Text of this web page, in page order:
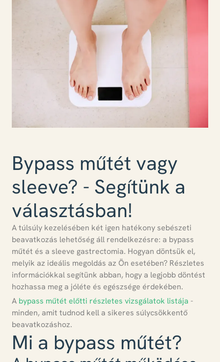
Bypass műtét vagy
sleeve? - Segítünk a
választásban!
A túlsúly kezelésében két igen hatékony sebészeti
beavatkozás lehetőség áll rendelkezésre: a bypass
műtét és a sleeve gastrectomia. Hogyan döntsük el,
melyik az ideális megoldás az Ön esetében? Részletes
információkkal segítünk abban, hogy a legjobb döntést
hozhassa meg a jóléte és egészsége érdekében.
A bypass műtét előtti részletes vizsgálatok listája -
minden, amit tudnod kell a sikeres súlycsökkentő
beavatkozáshoz.
Mi a bypass műtét?